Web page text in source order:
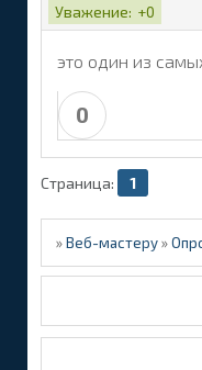
Уважение: +0
это один из
0
Страница: 1
»Веб-мастеру »